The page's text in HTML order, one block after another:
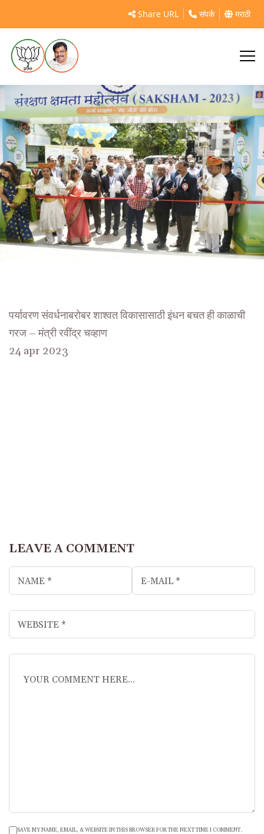
Share URL संपर्क मराठी
https://mahasamvad.in/94295/
पर्यावरण संवर्धनाबरोबर शाश्वत विकासासाठी इंधन बचत ही काळाची
गरज – मंत्री रवींद्र चव्हाण
24 apr 2023
LEAVE A COMMENT
SAVE MY NAME, EMAIL, & WEBSITE IN THIS BROWSER FOR THE NEXT TIME I COMMENT.